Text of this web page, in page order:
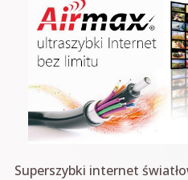
Superszybki internet